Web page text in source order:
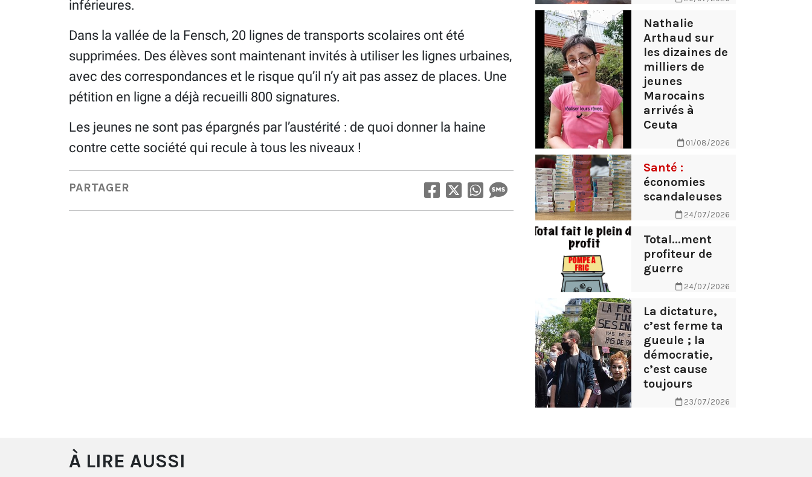
inférieures.
Dans la vallée de la Fensch, 20 lignes de transports scolaires ont été
supprimées. Des élèves sont maintenant invités à utiliser les lignes urbaines,
avec des correspondances et le risque qu’il n’y ait pas assez de places. Une
pétition en ligne a déjà recueilli 800 signatures.
Les jeunes ne sont pas épargnés par l’austérité : de quoi donner la haine
contre cette société qui recule à tous les niveaux !
PARTAGER
Nathalie
Arthaud sur
les dizaines de
milliers de
jeunes
Marocains
arrivés à
Ceuta
01/08/2026
Santé :
économies
scandaleuses
24/07/2026
Total...ment
profiteur de
guerre
24/07/2026
La dictature,
c’est ferme ta
gueule ; la
démocratie,
c’est cause
toujours
23/07/2026
À LIRE AUSSI